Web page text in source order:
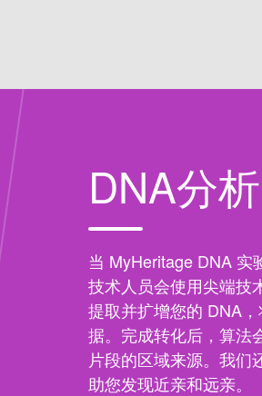
DNA分析
当 MyHeritage DNA 实
技术人员会使用尖端技
提取并扩增您的 DNA
据。完成转化后，算法
片段的区域来源。我们
助您发现近亲和远亲。